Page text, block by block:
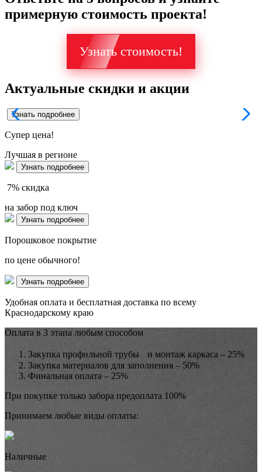
примерную стоимость проекта!
Узнать стоимость!
Актуальные скидки и акции
Узнать подробнее
Супер цена!
Лучшая в регионе
Узнать подробнее
7% скидка
на забор под ключ
Узнать подробнее
Порошковое покрытие
по цене обычного!
Узнать подробнее
Удобная оплата и бесплатная доставка по всему
Краснодарскому краю
Оплата в 3 этапа любым способом
Закупка профильной трубы и монтаж каркаса – 25%
Закупка материалов для заполнения – 50%
Финальная оплата – 25%
При покупке только забора предоплата 100%
Принимаем любые виды оплаты:
Наличные